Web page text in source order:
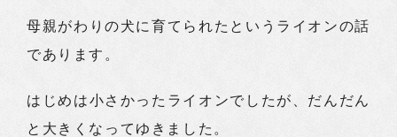
母親がわりの犬に育てられたというライオンの話
であります。
はじめは小さかったライオンでしたが、だんだん
と大きくなってゆきました。